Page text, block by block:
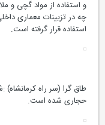
و استفاده از مواد گچی و
چه در تزیینات معماری
استفاده قرار گرفته است.
طاق گرا (سر راه کرمانشاه)
حجاری شده است.